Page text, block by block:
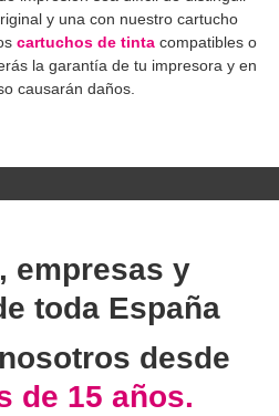
y una con nuestro cartucho
cartuchos de tintacompatibles o
la garantía de tu impresora y en
causarán daños.
empresas y
toda España
desde
de 15 años.